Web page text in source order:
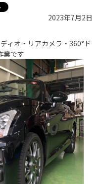
2023年7月2日
ィオ・リアカメラ・360°ド
業です